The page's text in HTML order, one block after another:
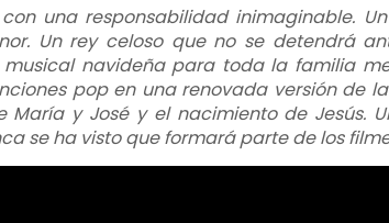
una responsabilidad inimaginable.
Un rey celoso que no se detendrá
musical navideña para toda la familia
pop en una renovada versión de
María y José y el nacimiento de Jesús.
se ha visto que formará parte de los